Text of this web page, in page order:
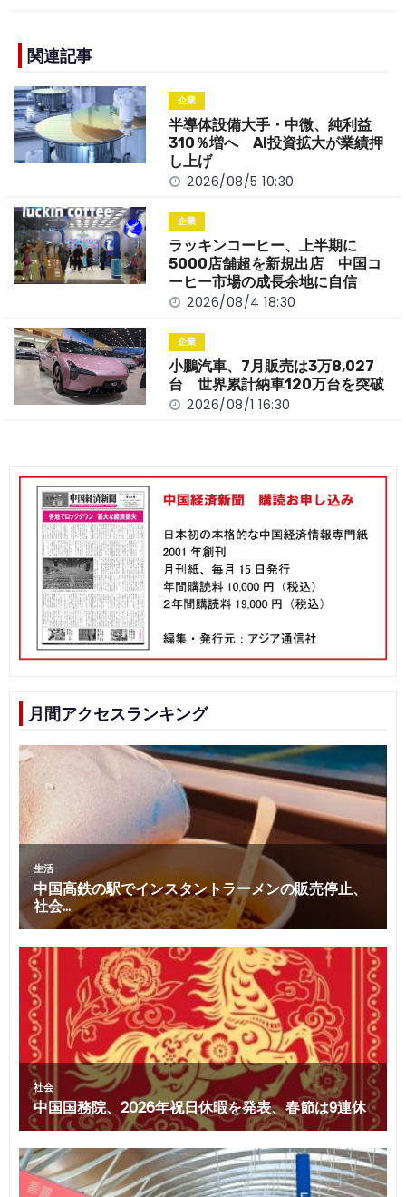
e
b
o
o
k
n
k
関連記事
企業
半導体設備大手・中微、純利益
310％増へ AI投資拡大が業績押
し上げ
2026/08/5 10:30
企業
ラッキンコーヒー、上半期に
5000店舗超を新規出店 中国コ
ーヒー市場の成長余地に自信
2026/08/4 18:30
企業
小鵬汽車、7月販売は3万8,027
台 世界累計納車120万台を突破
2026/08/1 16:30
月間アクセスランキング